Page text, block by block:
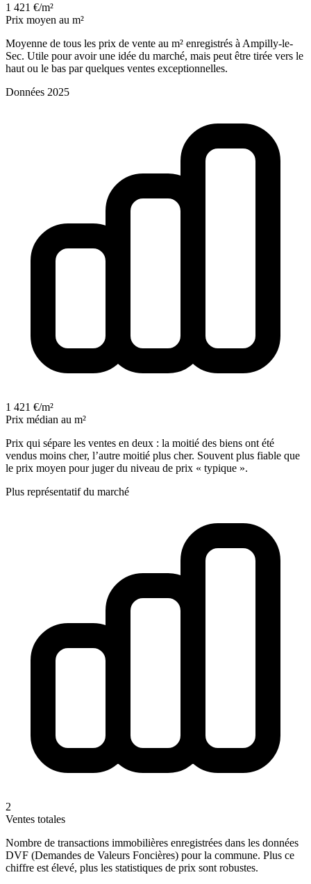
1 421 €/m²
Prix moyen au m²
Moyenne de tous les prix de vente au m² enregistrés à Ampilly-le-
Sec. Utile pour avoir une idée du marché, mais peut être tirée vers le
haut ou le bas par quelques ventes exceptionnelles.
Données 2025
1 421 €/m²
Prix médian au m²
Prix qui sépare les ventes en deux : la moitié des biens ont été
vendus moins cher, l’autre moitié plus cher. Souvent plus fiable que
le prix moyen pour juger du niveau de prix « typique ».
Plus représentatif du marché
2
Ventes totales
Nombre de transactions immobilières enregistrées dans les données
DVF (Demandes de Valeurs Foncières) pour la commune. Plus ce
chiffre est élevé, plus les statistiques de prix sont robustes.